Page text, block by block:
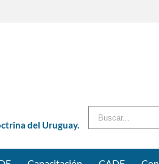
del Uruguay.